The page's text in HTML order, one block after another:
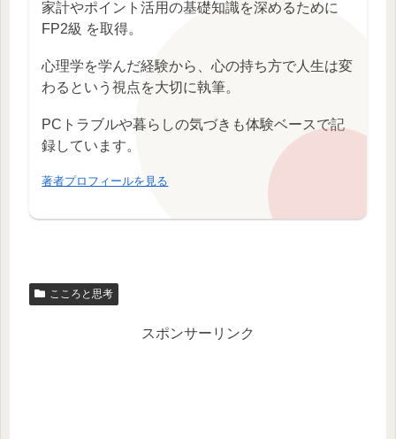
家計やポイント活用の基礎知識を深めるために
FP2級 を取得。
心理学を学んだ経験から、心の持ち方で人生は変
わるという視点を大切に執筆。
PCトラブルや暮らしの気づきも体験ベースで記
録しています。
著者プロフィールを見る
こころと思考
スポンサーリンク